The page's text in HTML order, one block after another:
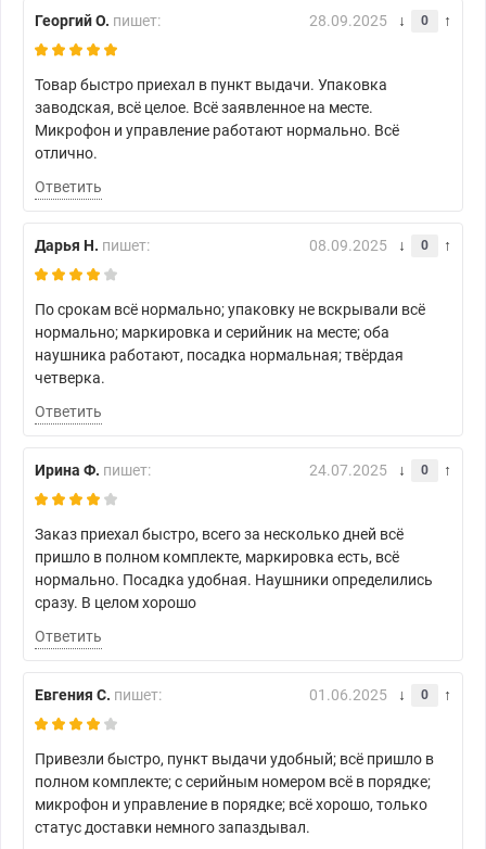
Георгий О. пишет: 28.09.2025 0
Товар быстро приехал в пункт выдачи. Упаковка
заводская, всё целое. Всё заявленное на месте.
Микрофон и управление работают нормально. Всё
отлично.
Ответить
Дарья Н. пишет: 08.09.2025 0
По срокам всё нормально; упаковку не вскрывали всё
нормально; маркировка и серийник на месте; оба
наушника работают, посадка нормальная; твёрдая
четверка.
Ответить
Ирина Ф. пишет: 24.07.2025 0
Заказ приехал быстро, всего за несколько дней всё
пришло в полном комплекте, маркировка есть, всё
нормально. Посадка удобная. Наушники определились
сразу. В целом хорошо
Ответить
Евгения С. пишет: 01.06.2025 0
Привезли быстро, пункт выдачи удобный; всё пришло в
полном комплекте; с серийным номером всё в порядке;
микрофон и управление в порядке; всё хорошо, только
статус доставки немного запаздывал.